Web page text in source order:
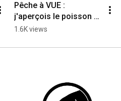
Pêche à VUE :
j'aperçois le poisson
AVANT de le prendre
1.6K views